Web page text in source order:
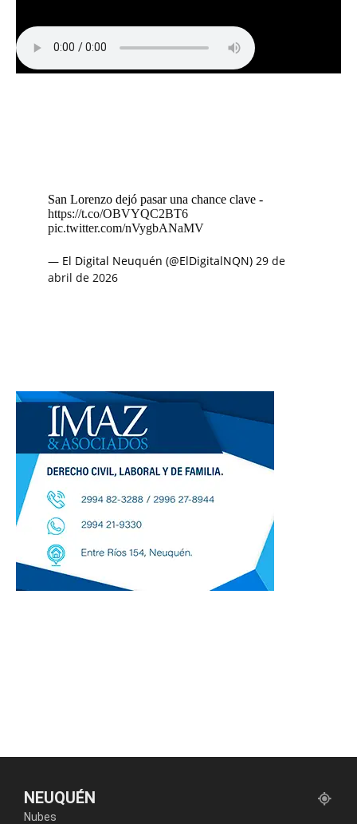
San Lorenzo dejó pasar una chance clave -
https://t.co/OBVYQC2BT6
pic.twitter.com/nVygbANaMV
— El Digital Neuquén (@ElDigitalNQN) 29 de
abril de 2026
NEUQUÉN
Nubes